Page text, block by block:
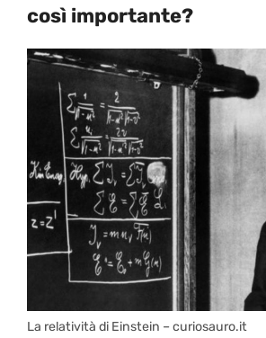
così importante?
La relatività di Einstein – curiosauro.it